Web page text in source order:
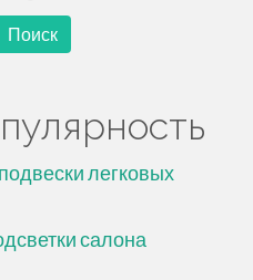
легковых
салона